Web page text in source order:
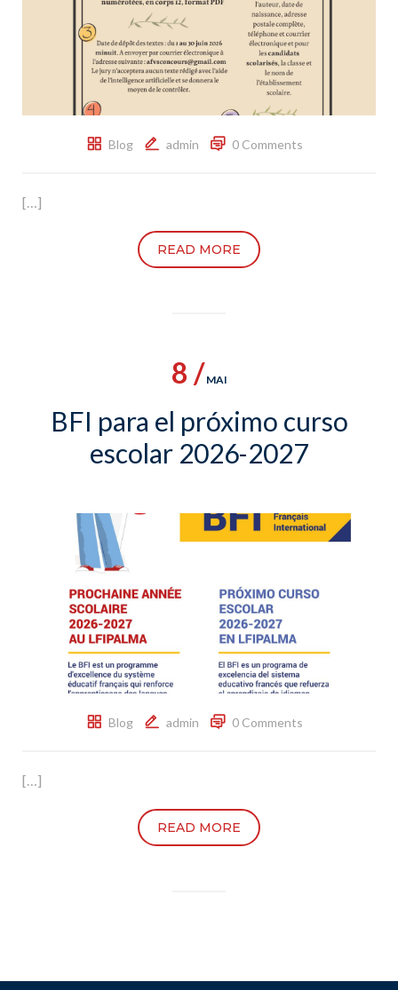
Blog admin 0 Comments
[…]
READ MORE
8 / MAI
BFI para el próximo curso
escolar 2026-2027
Blog admin 0 Comments
[…]
READ MORE